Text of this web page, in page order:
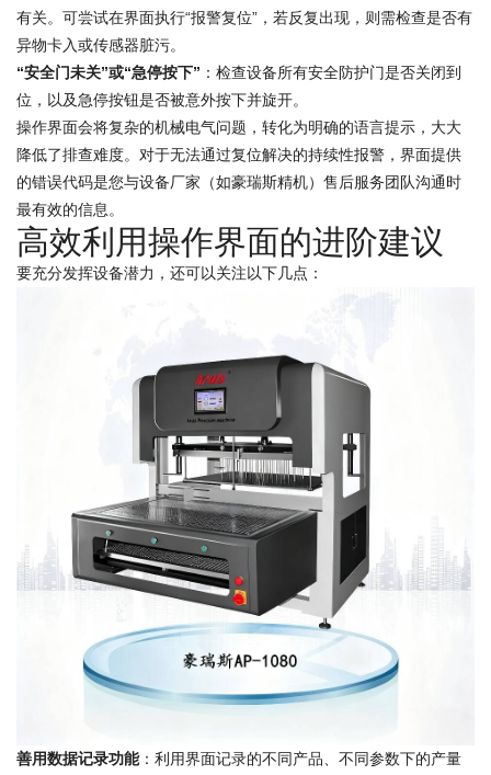
有关。可尝试在界面执行“报警复位”，若反复出现，则需检查是否有
异物卡入或传感器脏污。
“安全门未关”或“急停按下” ：检查设备所有安全防护门是否关闭到
位，以及急停按钮是否被意外按下并旋开。
操作界面会将复杂的机械电气问题，转化为明确的语言提示，大大
降低了排查难度。对于无法通过复位解决的持续性报警，界面提供
的错误代码是您与设备厂家（如豪瑞斯精机）售后服务团队沟通时
最有效的信息。
高效利用操作界面的进阶建议
要充分发挥设备潜力，还可以关注以下几点：
善用数据记录功能：利用界面记录的不同产品、不同参数下的产量